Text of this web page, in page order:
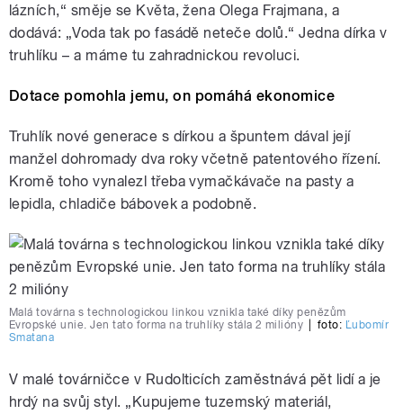
lázních,“ směje se Květa, žena Olega Frajmana, a
dodává: „Voda tak po fasádě neteče dolů.“ Jedna dírka v
truhlíku – a máme tu zahradnickou revoluci.
Dotace pomohla jemu, on pomáhá ekonomice
Truhlík nové generace s dírkou a špuntem dával její
manžel dohromady dva roky včetně patentového řízení.
Kromě toho vynalezl třeba vymačkávače na pasty a
lepidla, chladiče bábovek a podobně.
Malá továrna s technologickou linkou vznikla také díky penězům
Evropské unie. Jen tato forma na truhlíky stála 2 milióny
foto: Ľubomír
Smatana
V malé továrničce v Rudolticích zaměstnává pět lidí a je
hrdý na svůj styl. „Kupujeme tuzemský materiál,